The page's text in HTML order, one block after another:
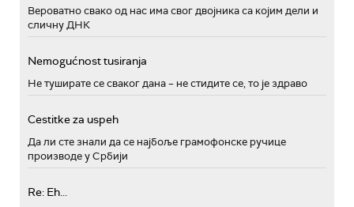
Вероватно свако од нас има свог двојника са којим дели и
сличну ДНК
Nemogućnost tusiranja
Не туширате се сваког дана – не стидите се, то је здраво
Cestitke za uspeh
Да ли сте знали да се најбоље грамофонске ручице
производе у Србији
Re: Eh...